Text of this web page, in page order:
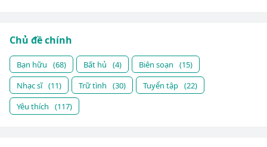
Chủ đề chính
Bạn hữu (68) Bất hủ (4) Biên soạn
(15)
Nhạc sĩ (11) Trữ tình (30) Tuyển tập (22)
Yêu thích
(117)